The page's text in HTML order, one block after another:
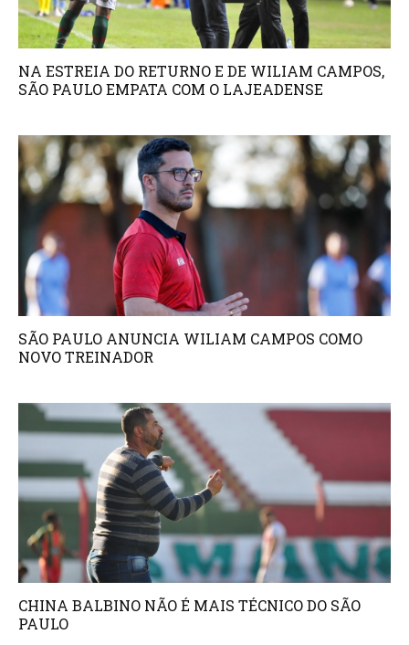
NA ESTREIA DO RETURNO E DE WILIAM CAMPOS,
SÃO PAULO EMPATA COM O LAJEADENSE
SÃO PAULO ANUNCIA WILIAM CAMPOS COMO
NOVO TREINADOR
CHINA BALBINO NÃO É MAIS TÉCNICO DO SÃO
PAULO